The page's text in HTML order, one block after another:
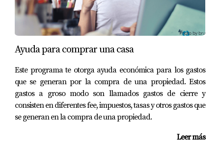
Ayuda para comprar una casa
Este programa te otorga ayuda económica para los gastos
que se generan por la compra de una propiedad. Estos
gastos a groso modo son llamados gastos de cierre y
consisten en diferentes fee, impuestos, tasas y otros gastos que
se generan en la compra de una propiedad.
Leer más